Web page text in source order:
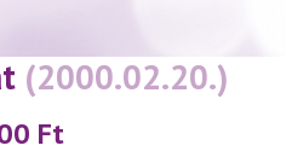
(2000.02.20.)
Ft